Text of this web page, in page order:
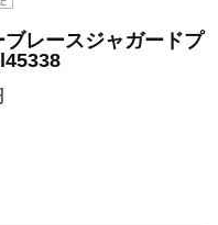
レースジャガードプ